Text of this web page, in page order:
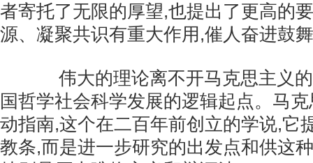
者寄托了无限的厚望,也提出了更高的
源、凝聚共识有重大作用,催人奋进鼓
伟大的理论离不开马克思主义的
国哲学社会科学发展的逻辑起点。马
动指南,这个在二百年前创立的学说,它
教条,而是进一步研究的出发点和供这